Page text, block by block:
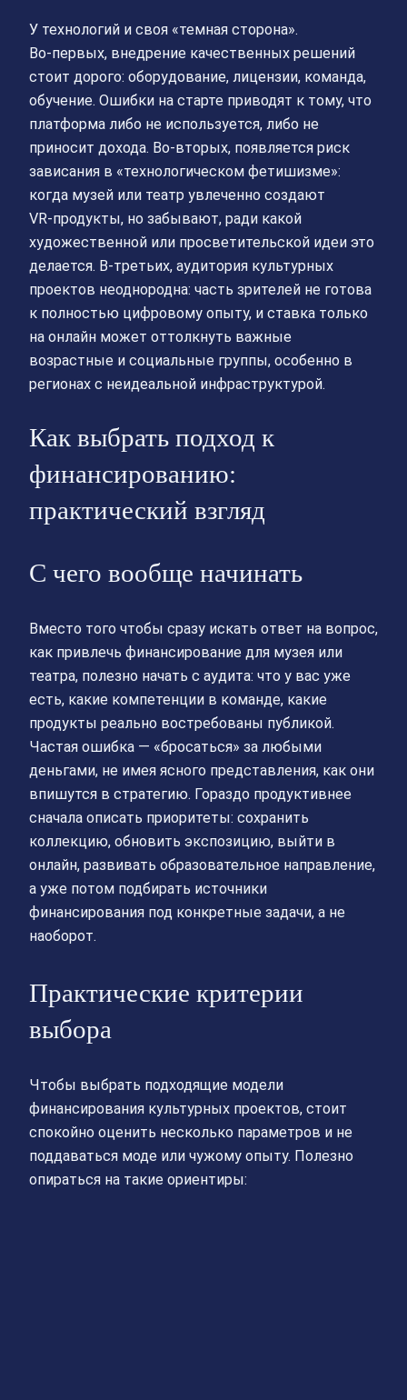
У технологий и своя «темная сторона».
Во‑первых, внедрение качественных решений
стоит дорого: оборудование, лицензии, команда,
обучение. Ошибки на старте приводят к тому, что
платформа либо не используется, либо не
приносит дохода. Во‑вторых, появляется риск
зависания в «технологическом фетишизме»:
когда музей или театр увлеченно создают
VR‑продукты, но забывают, ради какой
художественной или просветительской идеи это
делается. В‑третьих, аудитория культурных
проектов неоднородна: часть зрителей не готова
к полностью цифровому опыту, и ставка только
на онлайн может оттолкнуть важные
возрастные и социальные группы, особенно в
регионах с неидеальной инфраструктурой.
Как выбрать подход к
финансированию:
практический взгляд
С чего вообще начинать
Вместо того чтобы сразу искать ответ на вопрос,
как привлечь финансирование для музея или
театра, полезно начать с аудита: что у вас уже
есть, какие компетенции в команде, какие
продукты реально востребованы публикой.
Частая ошибка — «бросаться» за любыми
деньгами, не имея ясного представления, как они
впишутся в стратегию. Гораздо продуктивнее
сначала описать приоритеты: сохранить
коллекцию, обновить экспозицию, выйти в
онлайн, развивать образовательное направление,
а уже потом подбирать источники
финансирования под конкретные задачи, а не
наоборот.
Практические критерии
выбора
Чтобы выбрать подходящие модели
финансирования культурных проектов, стоит
спокойно оценить несколько параметров и не
поддаваться моде или чужому опыту. Полезно
опираться на такие ориентиры: